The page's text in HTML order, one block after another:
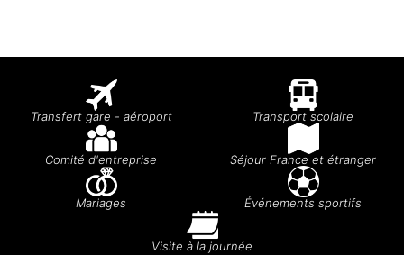
Transfert gare - aéroport Transport scolaire
Comité d'entreprise Séjour France et étranger
Mariages Événements sportifs
Visite à la journée